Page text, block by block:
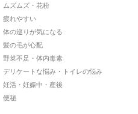
ムズムズ・花粉
疲れやすい
体の巡りが気になる
髪の毛が心配
野菜不足・体内毒素
デリケートな悩み・トイレの悩み
妊活・妊娠中・産後
便秘